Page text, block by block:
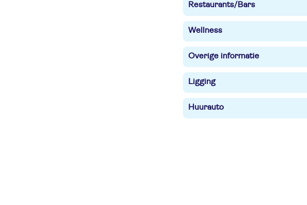
Restaurants/Bars
Wellness
Overige informatie
Ligging
Huurauto